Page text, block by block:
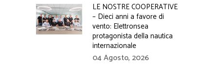
LE NOSTRE COOPERATIVE
– Dieci anni a favore di
vento: Elettronsea
protagonista della nautica
internazionale
04 Agosto, 2026